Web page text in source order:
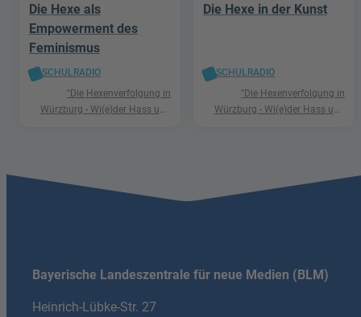
Die Hexe als
Empowerment des
Feminismus
SCHULRADIO
"Die Hexenverfolgung in
Würzburg - Wi(e)der Hass und
Die Hexe in der Kunst
SCHULRADIO
"Die Hexenverfolgung in
Würzburg - Wi(e)der Hass und
Bayerische Landeszentrale für neue Medien (BLM)
Heinrich-Lübke-Str. 27